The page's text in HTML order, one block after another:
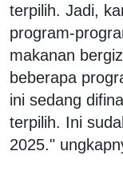
terpilih. Jadi,
program-
makanan
beberapa
ini sedang
terpilih. Ini
2025."